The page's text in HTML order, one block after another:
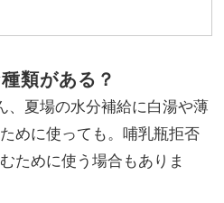
類がある？
、夏場の水分補給に白湯や薄
めに使っても。哺乳瓶拒否
ために使う場合もありま